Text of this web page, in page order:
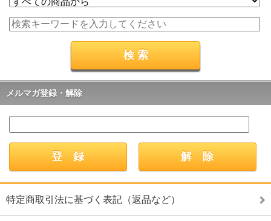
メルマガ登録・解除
特定商取引法に基づく表記（返品など）